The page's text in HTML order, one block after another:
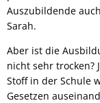
Auszubildende
Sarah.
Aber ist die
nicht sehr trocken?
Stoff in der Schule
Gesetzen